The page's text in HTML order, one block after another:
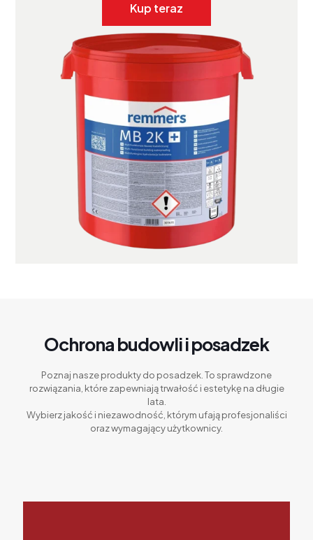
Kup teraz
Ochrona budowli i posadzek
Poznaj nasze produkty do posadzek. To sprawdzone
rozwiązania, które zapewniają trwałość i estetykę na długie
lata.
Wybierz jakość i niezawodność, którym ufają profesjonaliści
oraz wymagający użytkownicy.